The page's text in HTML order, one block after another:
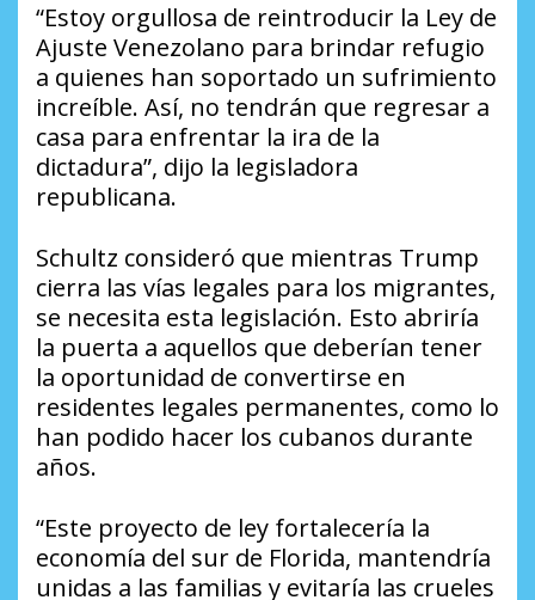
“Estoy orgullosa de reintroducir la Ley de
Ajuste Venezolano para brindar refugio
a quienes han soportado un sufrimiento
increíble. Así, no tendrán que regresar a
casa para enfrentar la ira de la
dictadura”, dijo la legisladora
republicana.
Schultz consideró que mientras Trump
cierra las vías legales para los migrantes,
se necesita esta legislación. Esto abriría
la puerta a aquellos que deberían tener
la oportunidad de convertirse en
residentes legales permanentes, como lo
han podido hacer los cubanos durante
años.
“Este proyecto de ley fortalecería la
economía del sur de Florida, mantendría
unidas a las familias y evitaría las crueles